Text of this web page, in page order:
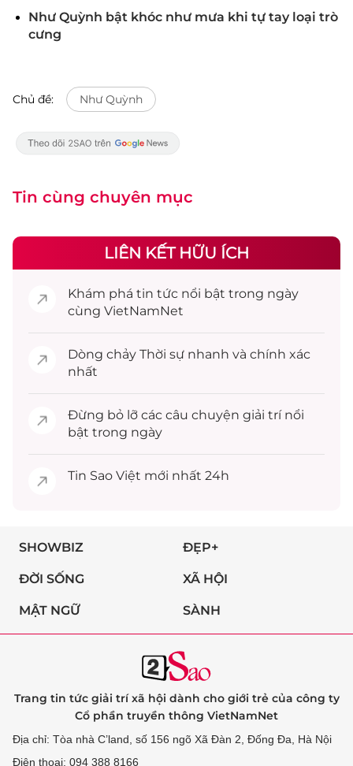
Như Quỳnh bật khóc như mưa khi tự tay loại trò
cưng
Chủ đề: Như Quỳnh
Tin cùng chuyên mục
LIÊN KẾT HỮU ÍCH
Khám phá tin tức nổi bật trong ngày
cùng VietNamNet
Dòng chảy Thời sự nhanh và chính xác
nhất
Đừng bỏ lỡ các câu chuyện giải trínổi
bật trong ngày
Tin Sao Việt mới nhất 24h
SHOWBIZ ĐẸP+
ĐỜI SỐNG XÃ HỘI
MẬT NGỮ SÀNH
Trang tin tức giải trí xã hội dành cho giới trẻ của công ty
Cổ phần truyền thông VietNamNet
Địa chỉ: Tòa nhà C’land, số 156 ngõ Xã Đàn 2, Đống Đa, Hà Nội
Điện thoại: 094 388 8166